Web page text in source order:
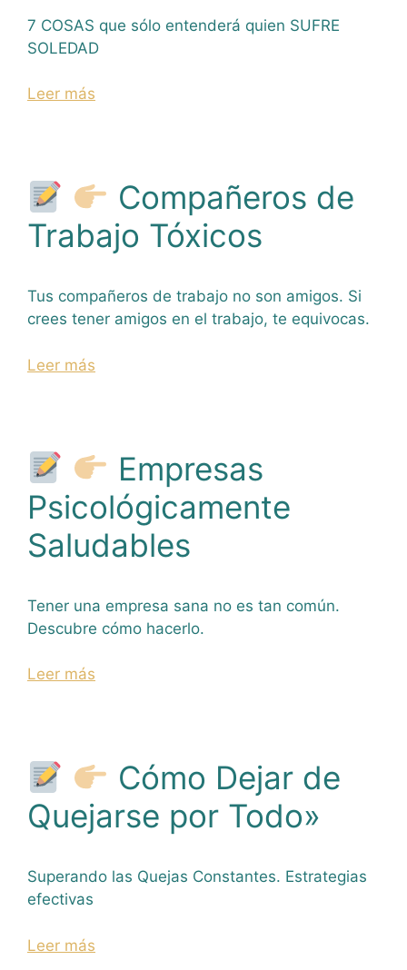
7 COSAS que sólo entenderá quien SUFRE
SOLEDAD
Leer más
Compañeros de
Trabajo Tóxicos
Tus compañeros de trabajo no son amigos. Si
crees tener amigos en el trabajo, te equivocas.
Leer más
Empresas
Psicológicamente
Saludables
Tener una empresa sana no es tan común.
Descubre cómo hacerlo.
Leer más
Cómo Dejar de
Quejarse por Todo»
Superando las Quejas Constantes. Estrategias
efectivas
Leer más